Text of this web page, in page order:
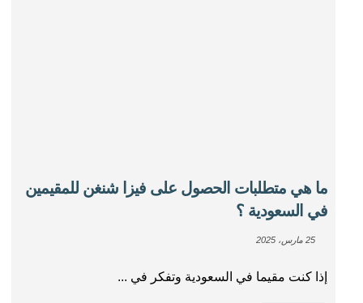
ما هي متطلبات الحصول على فيزا شنغن للمقيمين
في السعودية ؟
25 مارس، 2025
إذا كنت مقيما في السعودية وتفكر في ...